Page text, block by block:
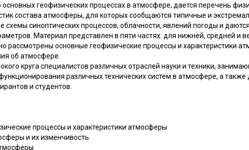
геофизических процессах в атмосфере, дается перечень
состава атмосферы, для которых сообщаются типичные и
синоптических процессов, облачности, явлений погоды и
Материал представлен в пяти частях: для нижней, средней и
рассмотрены основные геофизические процессы и характеристики
об атмосфере.
круга специалистов различных отраслей науки и техники,
различных технических систем в атмосфере, а также
и студентов.
процессы и характеристики атмосферы
и их изменчивость